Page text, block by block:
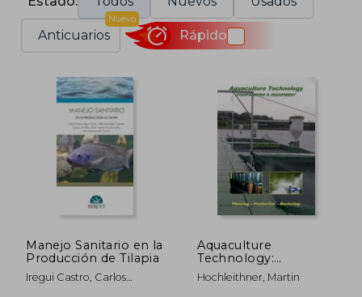
Anticuarios
Nuevo
Rápido
Manejo Sanitario en la
Producción de Tilapia
Iregui Castro, Carlos
Aquaculture
Technology:
Fishfarming &
Equipment (Catalog)
Hochleithner, Martin